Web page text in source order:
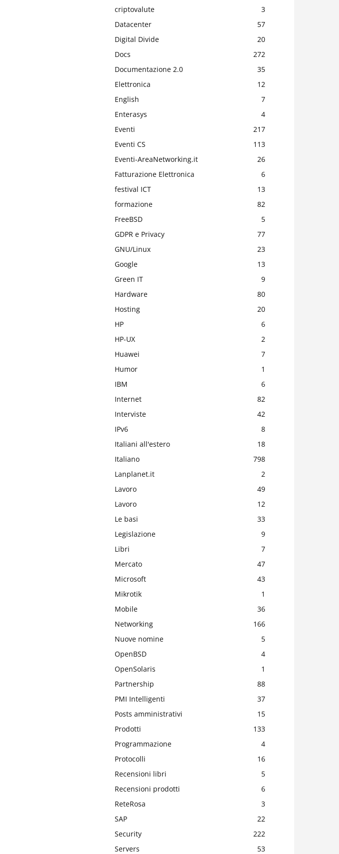
criptovalute
3
Datacenter
57
Digital Divide
20
Docs
272
Documentazione 2.0
35
Elettronica
12
English
7
Enterasys
4
Eventi
217
Eventi CS
113
Eventi-AreaNetworking.it
26
Fatturazione Elettronica
6
festival ICT
13
formazione
82
FreeBSD
5
GDPR e Privacy
77
GNU/Linux
23
Google
13
Green IT
9
Hardware
80
Hosting
20
HP
6
HP-UX
2
Huawei
7
Humor
1
IBM
6
Internet
82
Interviste
42
IPv6
8
Italiani all'estero
18
Italiano
798
Lanplanet.it
2
Lavoro
49
Lavoro
12
Le basi
33
Legislazione
9
Libri
7
Mercato
47
Microsoft
43
Mikrotik
1
Mobile
36
Networking
166
Nuove nomine
5
OpenBSD
4
OpenSolaris
1
Partnership
88
PMI Intelligenti
37
Posts amministrativi
15
Prodotti
133
Programmazione
4
Protocolli
16
Recensioni libri
5
Recensioni prodotti
6
ReteRosa
3
SAP
22
Security
222
Servers
53